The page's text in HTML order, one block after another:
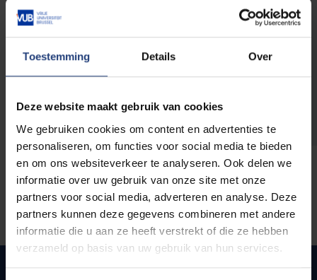
Toestemming Details Over
Deze website maakt gebruik van cookies
We gebruiken cookies om content en advertenties te
personaliseren, om functies voor social media te bieden
en om ons websiteverkeer te analyseren. Ook delen we
informatie over uw gebruik van onze site met onze
partners voor social media, adverteren en analyse. Deze
partners kunnen deze gegevens combineren met andere
informatie die u aan ze heeft verstrekt of die ze hebben
verzameld op basis van uw gebruik van hun services.
De volledige URL van de pagina waar je de fout zag.